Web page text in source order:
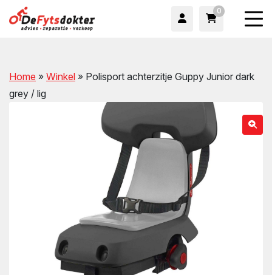
0
Home » Winkel » Polisport achterzitje Guppy Junior dark
grey / lig